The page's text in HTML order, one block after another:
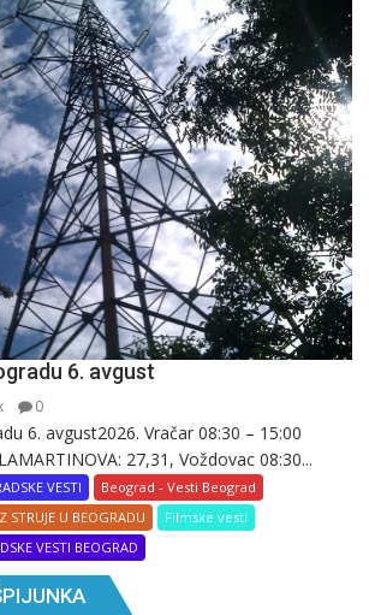
6. avgust
0
6. avgust2026. Vračar 08:30 – 15:00
27,31, Voždovac 08:30...
VESTI
Beograd - Vesti Beograd
STRUJE U BEOGRADU
Filmske vesti
VESTI BEOGRAD